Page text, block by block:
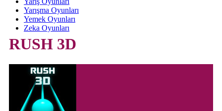
Yarışma Oyunları
Yemek Oyunları
Zeka Oyunları
RUSH 3D